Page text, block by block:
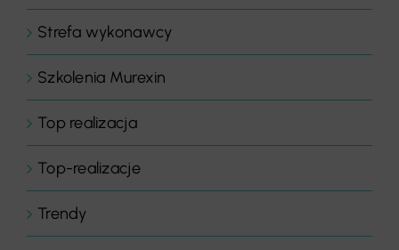
Strefa wykonawcy
Szkolenia Murexin
Top realizacja
Top-realizacje
Trendy